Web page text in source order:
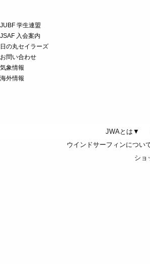
JUBF 学生連盟
JSAF 入会案内
日の丸セイラーズ
お問い合わせ
気象情報
海外情報
JWAとは▼
ウインドサーフィンについ
ショ